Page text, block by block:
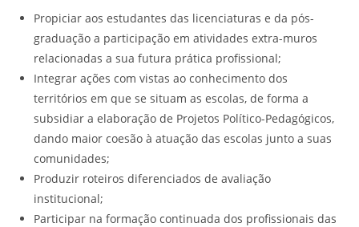
Propiciar aos estudantes das licenciaturas e da pós-
graduação a participação em atividades extra-muros
relacionadas a sua futura prática profissional;
Integrar ações com vistas ao conhecimento dos
territórios em que se situam as escolas, de forma a
subsidiar a elaboração de Projetos Político-Pedagógicos,
dando maior coesão à atuação das escolas junto a suas
comunidades;
Produzir roteiros diferenciados de avaliação
institucional;
Participar na formação continuada dos profissionais das